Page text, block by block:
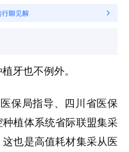
牙也不例外。
保局指导、四川省医保
植体系统省际联盟集采
也是高值耗材集采从医